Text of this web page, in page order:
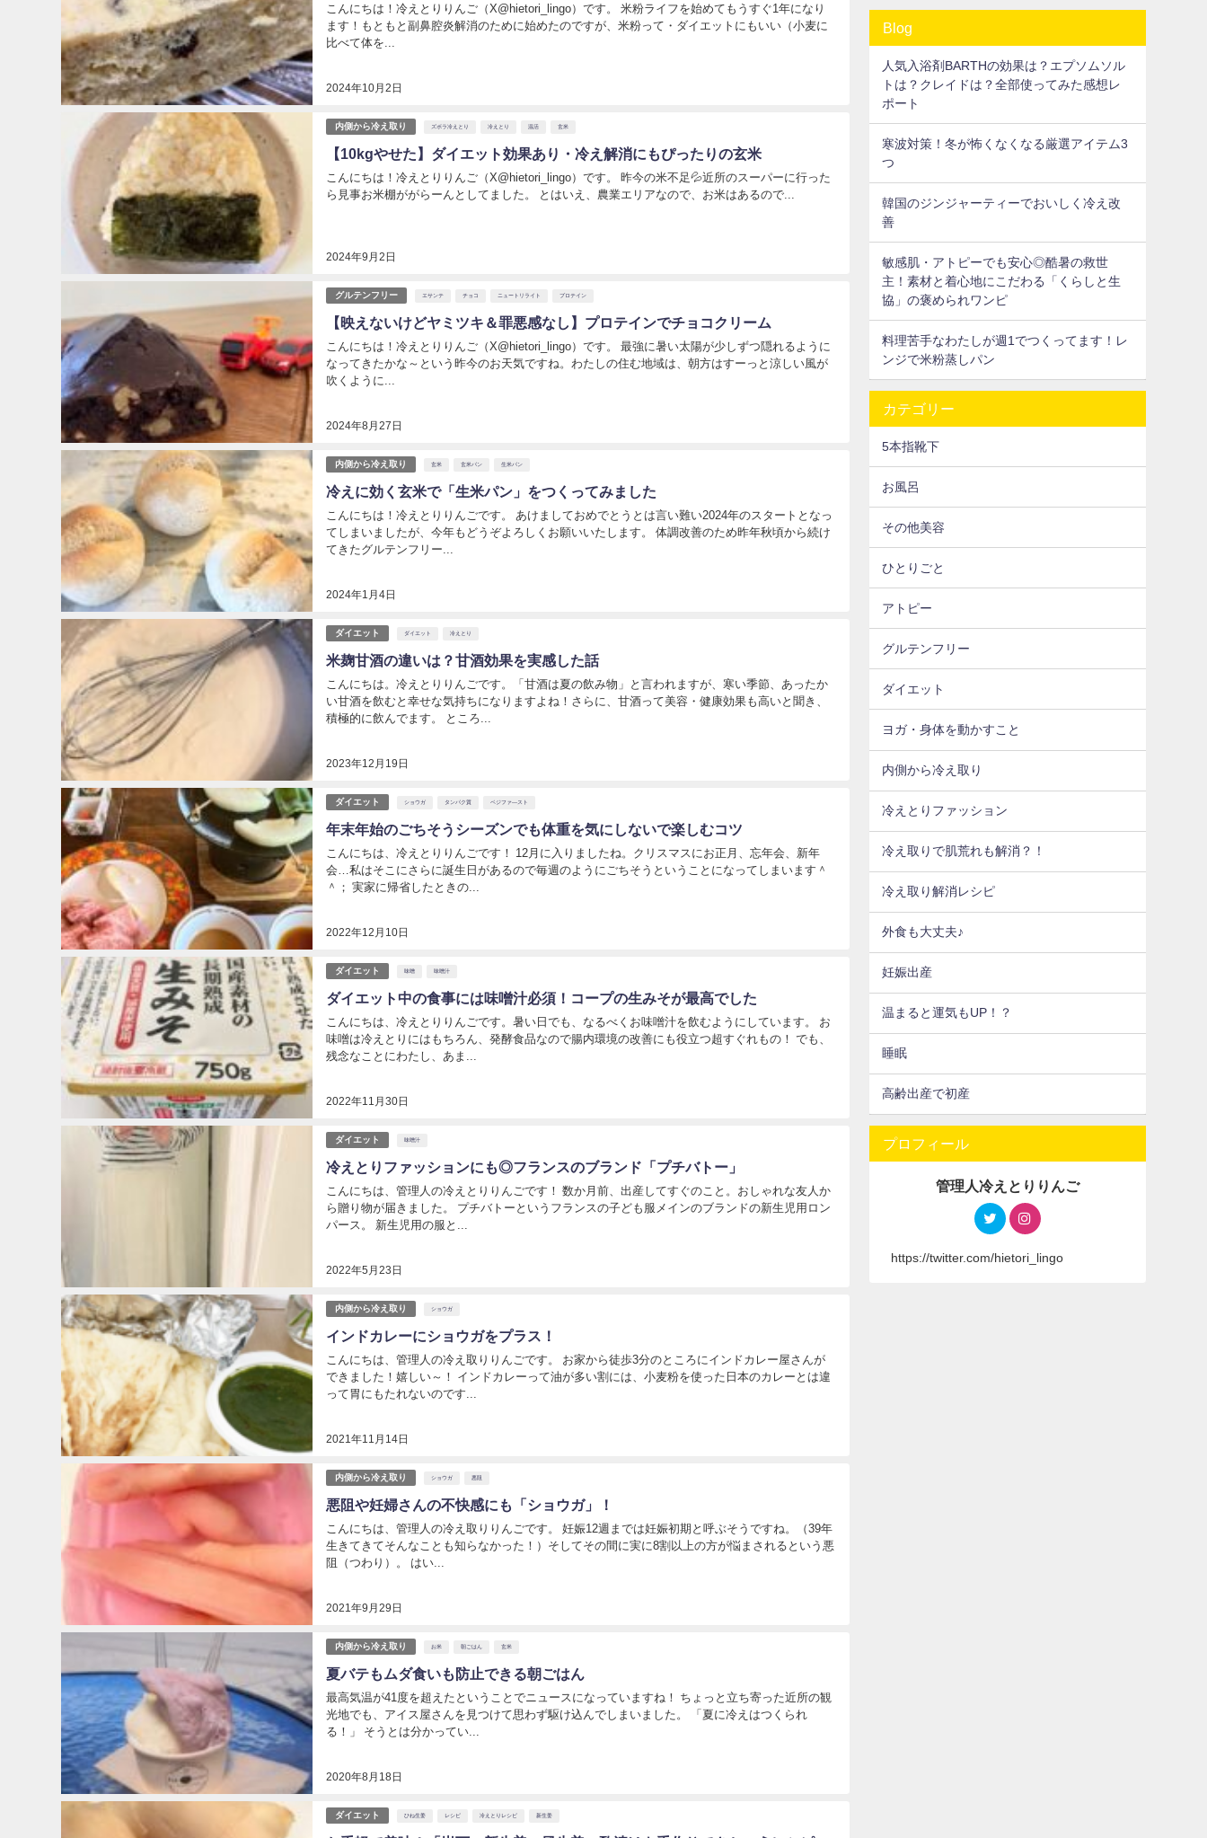
2024年10月2日
こんにちは！冷えとりりんご（X@hietori_lingo）です。 米粉ライフを始めてもうすぐ1年になり
ます！もともと副鼻腔炎解消のために始めたのですが、米粉って・ダイエットにもいい（小麦に
比べて体を...
内側から冷え取り ズボラ冷えとり 冷えとり 温活 玄米
【10kgやせた】ダイエット効果あり・冷え解消にもぴったりの玄米
2024年9月2日
こんにちは！冷えとりりんご（X@hietori_lingo）です。 昨今の米不足💦近所のスーパーに行った
ら見事お米棚ががらーんとしてました。 とはいえ、農業エリアなので、お米はあるので...
グルテンフリー エサンテ チョコ ニュートリライト プロテイン
【映えないけどヤミツキ＆罪悪感なし】プロテインでチョコクリーム
2024年8月27日
こんにちは！冷えとりりんご（X@hietori_lingo）です。 最強に暑い太陽が少しずつ隠れるように
なってきたかな～という昨今のお天気ですね。わたしの住む地域は、朝方はすーっと涼しい風が
吹くように...
内側から冷え取り 玄米 玄米パン 生米パン
冷えに効く玄米で「生米パン」をつくってみました
2024年1月4日
こんにちは！冷えとりりんごです。 あけましておめでとうとは言い難い2024年のスタートとなっ
てしまいましたが、今年もどうぞよろしくお願いいたします。 体調改善のため昨年秋頃から続け
てきたグルテンフリー...
ダイエット ダイエット 冷えとり
米麹甘酒の違いは？甘酒効果を実感した話
2023年12月19日
こんにちは。冷えとりりんごです。「甘酒は夏の飲み物」と言われますが、寒い季節、あったか
い甘酒を飲むと幸せな気持ちになりますよね！さらに、甘酒って美容・健康効果も高いと聞き、
積極的に飲んでます。 ところ...
ダイエット ショウガ タンパク質 ベジファ―スト
年末年始のごちそうシーズンでも体重を気にしないで楽しむコツ
2022年12月10日
こんにちは、冷えとりりんごです！ 12月に入りましたね。クリスマスにお正月、忘年会、新年
会…私はそこにさらに誕生日があるので毎週のようにごちそうということになってしまいます＾
＾； 実家に帰省したときの...
ダイエット 味噌 味噌汁
ダイエット中の食事には味噌汁必須！コープの生みそが最高でした
2022年11月30日
こんにちは、冷えとりりんごです。暑い日でも、なるべくお味噌汁を飲むようにしています。 お
味噌は冷えとりにはもちろん、発酵食品なので腸内環境の改善にも役立つ超すぐれもの！ でも、
残念なことにわたし、あま...
ダイエット 味噌汁
冷えとりファッションにも◎フランスのブランド「プチバトー」
2022年5月23日
こんにちは、管理人の冷えとりりんごです！ 数か月前、出産してすぐのこと。おしゃれな友人か
ら贈り物が届きました。 プチバトーというフランスの子ども服メインのブランドの新生児用ロン
パース。 新生児用の服と...
内側から冷え取り ショウガ
インドカレーにショウガをプラス！
2021年11月14日
こんにちは、管理人の冷え取りりんごです。 お家から徒歩3分のところにインドカレー屋さんが
できました！嬉しい～！ インドカレーって油が多い割には、小麦粉を使った日本のカレーとは違
って胃にもたれないのです...
内側から冷え取り ショウガ 悪阻
悪阻や妊婦さんの不快感にも「ショウガ」！
2021年9月29日
こんにちは、管理人の冷え取りりんごです。 妊娠12週までは妊娠初期と呼ぶそうですね。（39年
生きてきてそんなことも知らなかった！）そしてその間に実に8割以上の方が悩まされるという悪
阻（つわり）。 はい...
内側から冷え取り お米 朝ごはん 玄米
夏バテもムダ食いも防止できる朝ごはん
2020年8月18日
最高気温が41度を超えたということでニュースになっていますね！ ちょっと立ち寄った近所の観
光地でも、アイス屋さんを見つけて思わず駆け込んでしまいました。 「夏に冷えはつくられ
る！」 そうとは分かってい...
ダイエット ひね生姜 レシピ 冷えとりレシピ 新生姜
Blog
人気入浴剤BARTHの効果は？エプソムソル
トは？クレイドは？全部使ってみた感想レ
ポート
寒波対策！冬が怖くなくなる厳選アイテム3
つ
韓国のジンジャーティーでおいしく冷え改
善
敏感肌・アトピーでも安心◎酷暑の救世
主！素材と着心地にこだわる「くらしと生
協」の褒められワンピ
料理苦手なわたしが週1でつくってます！レ
ンジで米粉蒸しパン
カテゴリー
5本指靴下
お風呂
その他美容
ひとりごと
アトピー
グルテンフリー
ダイエット
ヨガ・身体を動かすこと
内側から冷え取り
冷えとりファッション
冷え取りで肌荒れも解消？！
冷え取り解消レシピ
外食も大丈夫♪
妊娠出産
温まると運気もUP！？
睡眠
高齢出産で初産
プロフィール
管理人冷えとりりんご
https://twitter.com/hietori_lingo